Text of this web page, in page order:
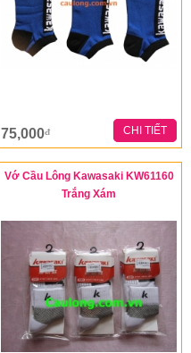
75,000đ CHI TIẾT
Vớ Cầu Lông Kawasaki KW61160
Trắng Xám